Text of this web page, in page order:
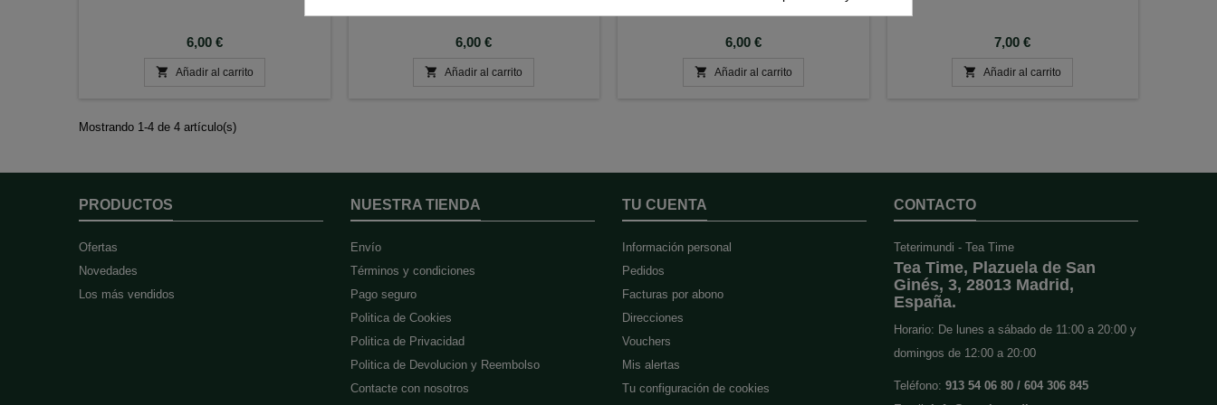
Precio
6,00 €
 Añadir al carrito
Precio
6,00 €
 Añadir al carrito
Precio
6,00 €
 Añadir al carrito
Precio
7,00 €
 Añadir al carrito
Mostrando 1-4 de 4 artículo(s)
PRODUCTOS
Ofertas
Novedades
Los más vendidos
NUESTRA TIENDA
Envío
Términos y condiciones
Pago seguro
Politica de Cookies
Politica de Privacidad
Politica de Devolucion y Reembolso
Contacte con nosotros
TU CUENTA
Información personal
Pedidos
Facturas por abono
Direcciones
Vouchers
Mis alertas
Tu configuración de cookies
CONTACTO
Teterimundi - Tea Time
Tea Time, Plazuela de San
Ginés, 3, 28013 Madrid,
España.
Horario: De lunes a sábado de 11:00 a 20:00 y
domingos de 12:00 a 20:00
Teléfono: 913 54 06 80 / 604 306 845